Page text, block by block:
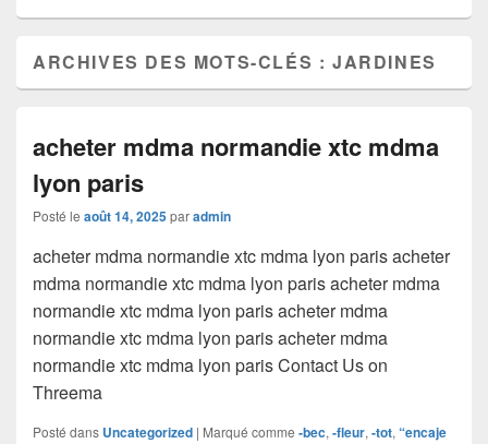
ARCHIVES DES MOTS-CLÉS :JARDINES
acheter mdma normandie xtc mdma
lyon paris
Posté le août 14, 2025paradmin
acheter mdma normandie xtc mdma lyon paris acheter
mdma normandie xtc mdma lyon paris acheter mdma
normandie xtc mdma lyon paris acheter mdma
normandie xtc mdma lyon paris acheter mdma
normandie xtc mdma lyon paris Contact Us on
Threema
Posté dans Uncategorized | Marqué comme ‑bec, ‑fleur, ‑tot, “encaje